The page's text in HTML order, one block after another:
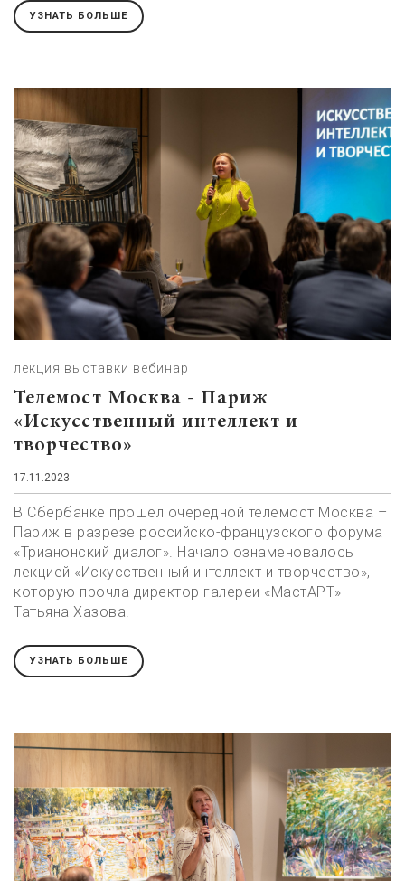
УЗНАТЬ БОЛЬШЕ
Телемост Москва - Париж
«Искусственный интеллект и
творчество»
лекция выставки вебинар
17.11.2023
В Сбербанке прошёл очередной телемост Москва –
Париж в разрезе российско-французского форума
«Трианонский диалог». Начало ознаменовалось
лекцией «Искусственный интеллект и творчество»,
которую прочла директор галереи «МастАРТ»
Татьяна Хазова.
УЗНАТЬ БОЛЬШЕ